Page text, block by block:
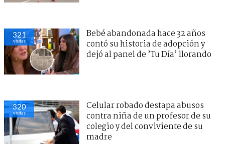
321
visitas
Bebé abandonada hace 32 años
contó su historia de adopción y
dejó al panel de ’Tu Día’ llorando
320
visitas
Celular robado destapa abusos
contra niña de un profesor de su
colegio y del conviviente de su
madre